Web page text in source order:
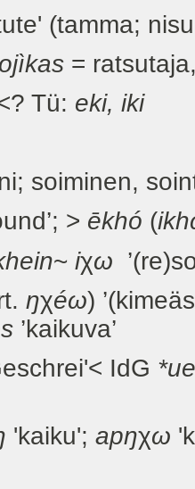
(tamma;
=
Tü: eki, iki
soiminen,
> ēkhó (
~ iχω
ŋχéω)
’kaikuva’
IdG
'kaiku'; apŋχω